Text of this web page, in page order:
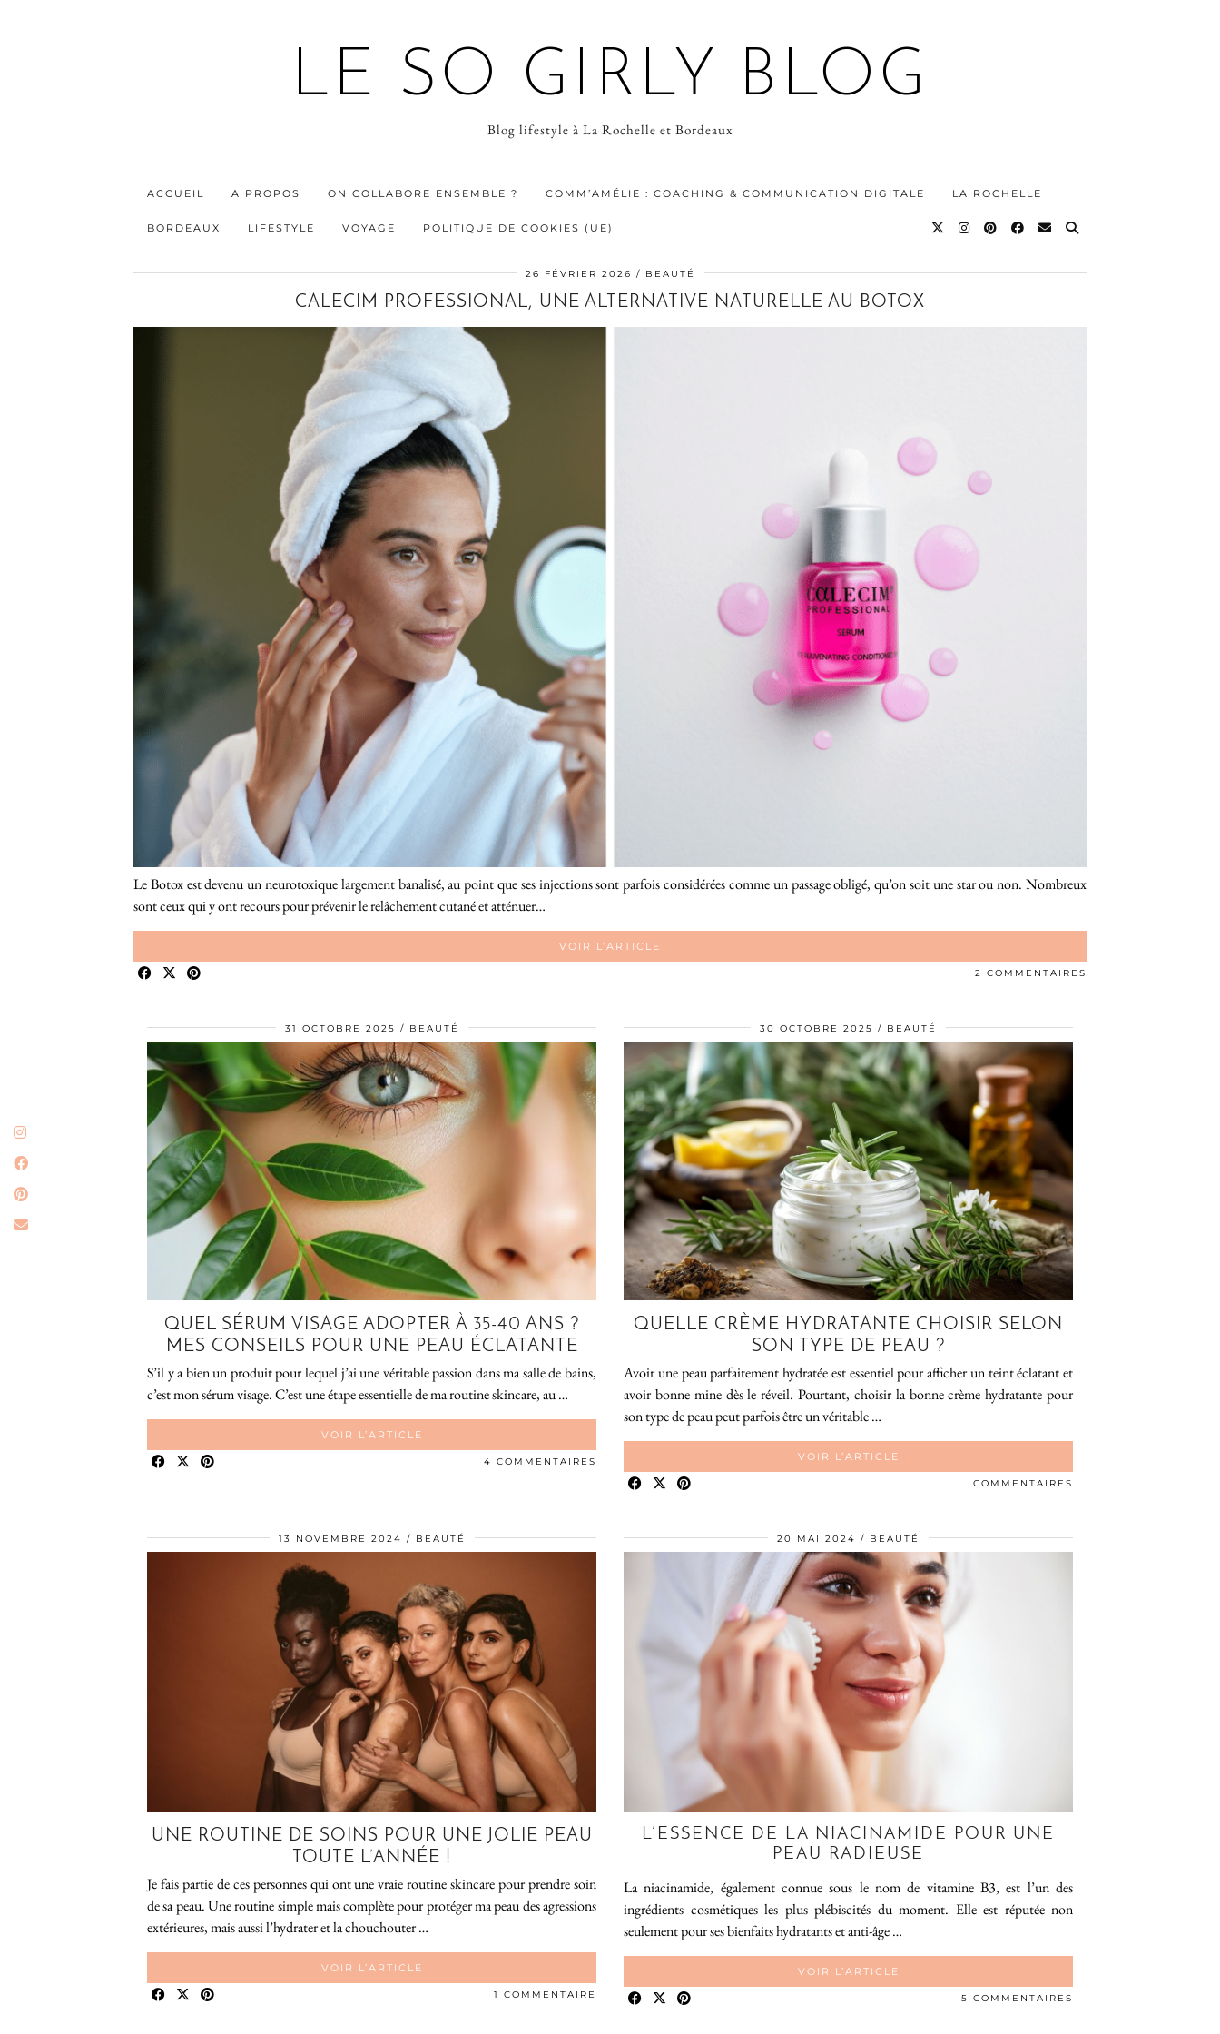
LE SO GIRLY BLOG
Blog lifestyle à La Rochelle et Bordeaux
ACCUEIL A PROPOS ON COLLABORE ENSEMBLE ? COMM’AMÉLIE : COACHING & COMMUNICATION DIGITALE LA ROCHELLE
BORDEAUX LIFESTYLE VOYAGE POLITIQUE DE COOKIES (UE)
26 FÉVRIER 2026 BEAUTÉ
CALECIM PROFESSIONAL, UNE ALTERNATIVE NATURELLE AU BOTOX
Le Botox est devenu un neurotoxique largement banalisé, au point que ses injections sont parfois considérées comme un passage obligé, qu’on soit une star ou non. Nombreux
sont ceux qui y ont recours pour prévenir le relâchement cutané et atténuer…
VOIR L’ARTICLE
2 COMMENTAIRES
31 OCTOBRE 2025 BEAUTÉ
QUEL SÉRUM VISAGE ADOPTER À 35-40 ANS ?
MES CONSEILS POUR UNE PEAU ÉCLATANTE
S’il y a bien un produit pour lequel j’ai une véritable passion dans ma salle de bains,
c’est mon sérum visage. C’est une étape essentielle de ma routine skincare, au …
VOIR L’ARTICLE
4 COMMENTAIRES
30 OCTOBRE 2025 BEAUTÉ
QUELLE CRÈME HYDRATANTE CHOISIR SELON
SON TYPE DE PEAU ?
Avoir une peau parfaitement hydratée est essentiel pour afficher un teint éclatant et
avoir bonne mine dès le réveil. Pourtant, choisir la bonne crème hydratante pour
son type de peau peut parfois être un véritable …
VOIR L’ARTICLE
COMMENTAIRES
13 NOVEMBRE 2024 BEAUTÉ
UNE ROUTINE DE SOINS POUR UNE JOLIE PEAU
TOUTE L’ANNÉE !
Je fais partie de ces personnes qui ont une vraie routine skincare pour prendre soin
de sa peau. Une routine simple mais complète pour protéger ma peau des agressions
extérieures, mais aussi l’hydrater et la chouchouter …
VOIR L’ARTICLE
1 COMMENTAIRE
20 MAI 2024 BEAUTÉ
L’ESSENCE DE LA NIACINAMIDE POUR UNE
PEAU RADIEUSE
La niacinamide, également connue sous le nom de vitamine B3, est l’un des
ingrédients cosmétiques les plus plébiscités du moment. Elle est réputée non
seulement pour ses bienfaits hydratants et anti-âge …
VOIR L’ARTICLE
5 COMMENTAIRES